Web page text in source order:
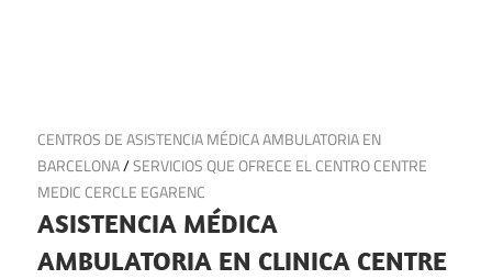
29 de noviembre de 2024
CENTROS DE ASISTENCIA MÉDICA AMBULATORIA EN
BARCELONA/SERVICIOS QUE OFRECE EL CENTRO CENTRE
MEDIC CERCLE EGARENC
ASISTENCIA MÉDICA
AMBULATORIA EN CLINICA CENTRE